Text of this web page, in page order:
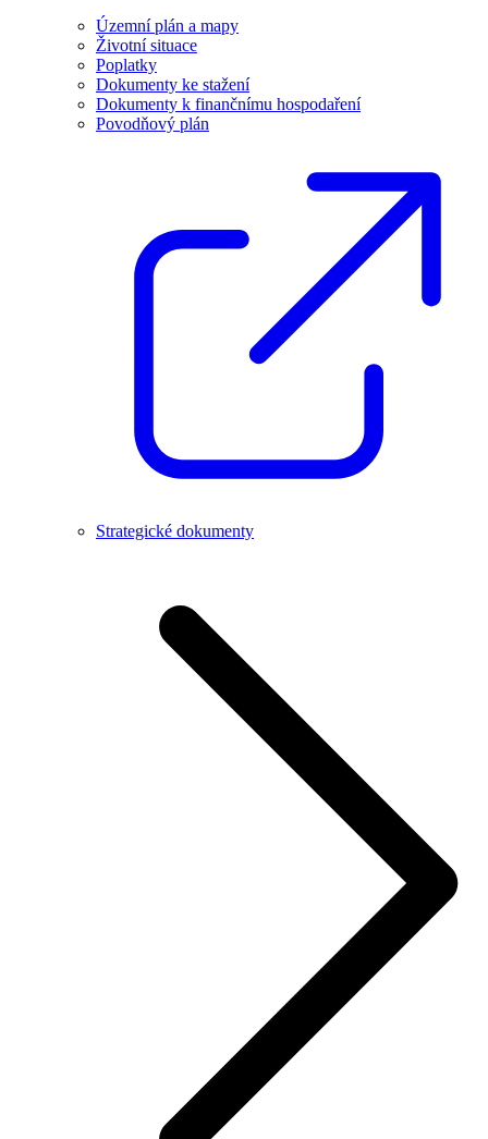
Územní plán a mapy
Životní situace
Poplatky
Dokumenty ke stažení
Dokumenty k finančnímu hospodaření
Povodňový plán
Strategické dokumenty